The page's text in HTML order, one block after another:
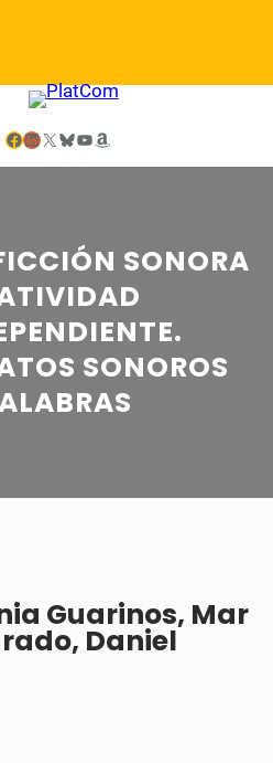
Facebook LinkedIn X Bluesky YouTube Amazon
SONORA
SONOROS
Guarinos, Mar
Daniel